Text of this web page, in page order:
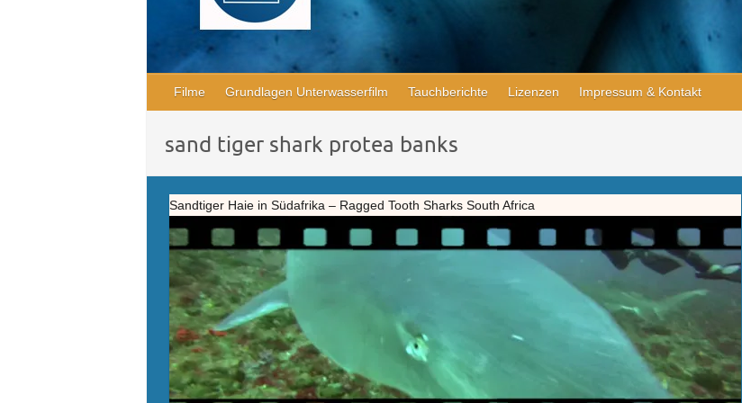
Filme Grundlagen Unterwasserfilm Tauchberichte Lizenzen Impressum & Kontakt
sand tiger shark protea banks
Sandtiger Haie in Südafrika – Ragged Tooth Sharks South Africa